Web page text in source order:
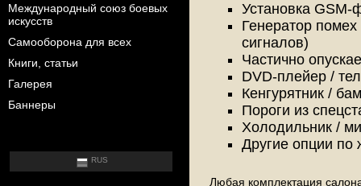
Международный союз боевых
искусств
Самооборона для всех
Книги, статьи
Галерея
Баннеры
RUS
Установка GSM-
Генератор
сигналов)
Частично
DVD-плейер /
Кенгурятник /
Пороги из
Холодильник /
Другие опции по
Любая комплектация